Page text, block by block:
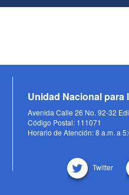
Unidad Nacional para
Avenida Calle 26 No. 92-32
Código Postal: 111071
Horario de Atención: 8 a.m. a
Twitter